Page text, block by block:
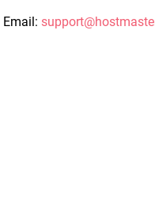
Email: